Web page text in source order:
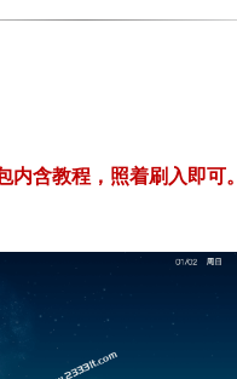
，照着刷入即可。